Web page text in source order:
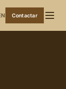
Contactar